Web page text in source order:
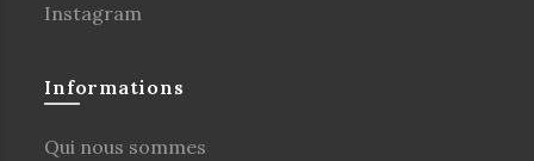
Instagram
Informations
Qui nous sommes